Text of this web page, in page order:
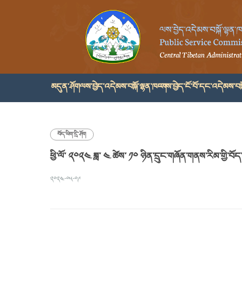
མདུན་ཤོགལས་བྱེད་འདེམས་བསྐོ་ལྷན་ཁང་།
བོད་ཡིག་དྲི་ཤོག
ཕྱི་ལོ་ ༢༠༢༤ ཟླ་ ༤ ཚེས་ ༡༠
༢༠༢༤-༠༥-༠༩